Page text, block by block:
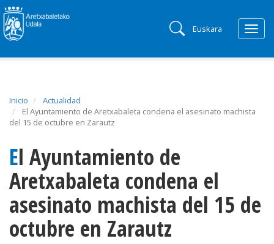
Euskara
Inicio
Actualidad
El Ayuntamiento de Aretxabaleta condena el asesinato machista
del 15 de octubre en Zarautz
El Ayuntamiento de
Aretxabaleta condena el
asesinato machista del 15 de
octubre en Zarautz